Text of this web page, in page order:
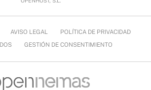
AVISO LEGAL
POLÍTICA DE PRIVACIDAD
GESTIÓN DE CONSENTIMIENTO